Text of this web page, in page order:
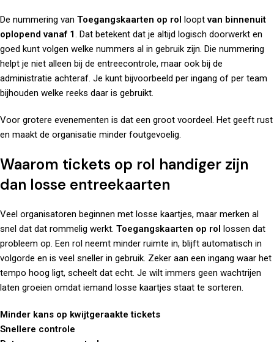
De nummering van Toegangskaarten op rol looptvan binnenuit
oplopend vanaf 1. Dat betekent dat je altijd logisch doorwerkt en
goed kunt volgen welke nummers al in gebruik zijn. Die nummering
helpt je niet alleen bij de entreecontrole, maar ook bij de
administratie achteraf. Je kunt bijvoorbeeld per ingang of per team
bijhouden welke reeks daar is gebruikt.
Voor grotere evenementen is dat een groot voordeel. Het geeft rust
en maakt de organisatie minder foutgevoelig.
Waarom tickets op rol handiger zijn
dan losse entreekaarten
Veel organisatoren beginnen met losse kaartjes, maar merken al
snel dat dat rommelig werkt. Toegangskaarten op rol lossen dat
probleem op. Een rol neemt minder ruimte in, blijft automatisch in
volgorde en is veel sneller in gebruik. Zeker aan een ingang waar het
tempo hoog ligt, scheelt dat echt. Je wilt immers geen wachtrijen
laten groeien omdat iemand losse kaartjes staat te sorteren.
Minder kans op kwijtgeraakte tickets
Snellere controle